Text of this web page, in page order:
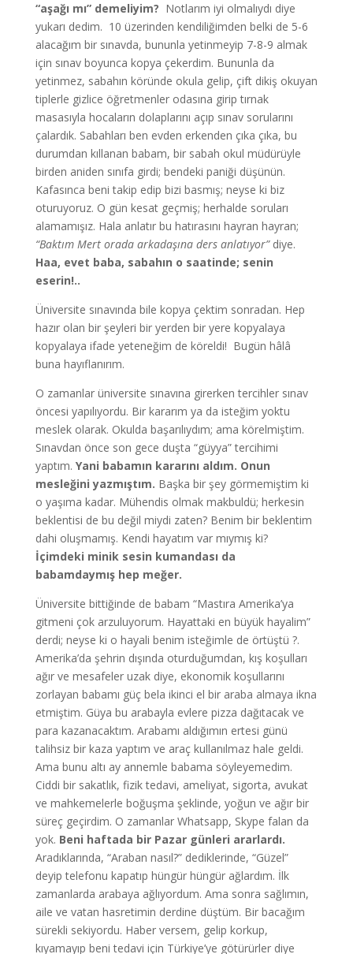
“aşağı mı” demeliyim? Notlarım iyi olmalıydı diye
yukarı dedim. 10 üzerinden kendiliğimden belki de 5-6
alacağım bir sınavda, bununla yetinmeyip 7-8-9 almak
için sınav boyunca kopya çekerdim. Bununla da
yetinmez, sabahın köründe okula gelip, çift dikiş okuyan
tiplerle gizlice öğretmenler odasına girip tırnak
masasıyla hocaların dolaplarını açıp sınav sorularını
çalardık. Sabahları ben evden erkenden çıka çıka, bu
durumdan kıllanan babam, bir sabah okul müdürüyle
birden aniden sınıfa girdi; bendeki paniği düşünün.
Kafasınca beni takip edip bizi basmış; neyse ki biz
oturuyoruz. O gün kesat geçmiş; herhalde soruları
alamamışız. Hala anlatır bu hatırasını hayran hayran;
“Baktım Mert orada arkadaşına ders anlatıyor” diye.
Haa, evet baba, sabahın o saatinde; senin
eserin!..
Üniversite sınavında bile kopya çektim sonradan. Hep
hazır olan bir şeyleri bir yerden bir yere kopyalaya
kopyalaya ifade yeteneğim de köreldi! Bugün hâlâ
buna hayıflanırım.
O zamanlar üniversite sınavına girerken tercihler sınav
öncesi yapılıyordu. Bir kararım ya da isteğim yoktu
meslek olarak. Okulda başarılıydım; ama körelmiştim.
Sınavdan önce son gece duşta “güyya” tercihimi
yaptım. Yani babamın kararını aldım. Onun
mesleğini yazmıştım. Başka bir şey görmemiştim ki
o yaşıma kadar. Mühendis olmak makbuldü; herkesin
beklentisi de bu değil miydi zaten? Benim bir beklentim
dahi oluşmamış. Kendi hayatım var mıymış ki?
İçimdeki minik sesin kumandası da
babamdaymış hep meğer.
Üniversite bittiğinde de babam “Mastıra Amerika’ya
gitmeni çok arzuluyorum. Hayattaki en büyük hayalim”
derdi; neyse ki o hayali benim isteğimle de örtüştü ?.
Amerika’da şehrin dışında oturduğumdan, kış koşulları
ağır ve mesafeler uzak diye, ekonomik koşullarını
zorlayan babamı güç bela ikinci el bir araba almaya ikna
etmiştim. Güya bu arabayla evlere pizza dağıtacak ve
para kazanacaktım. Arabamı aldığımın ertesi günü
talihsiz bir kaza yaptım ve araç kullanılmaz hale geldi.
Ama bunu altı ay annemle babama söyleyemedim.
Ciddi bir sakatlık, fizik tedavi, ameliyat, sigorta, avukat
ve mahkemelerle boğuşma şeklinde, yoğun ve ağır bir
süreç geçirdim. O zamanlar Whatsapp, Skype falan da
yok. Beni haftada bir Pazar günleri ararlardı.
Aradıklarında, “Araban nasıl?” dediklerinde, “Güzel”
deyip telefonu kapatıp hüngür hüngür ağlardım. İlk
zamanlarda arabaya ağlıyordum. Ama sonra sağlımın,
aile ve vatan hasretimin derdine düştüm. Bir bacağım
sürekli sekiyordu. Haber versem, gelip korkup,
kıyamayıp beni tedavi için Türkiye’ye götürürler diye